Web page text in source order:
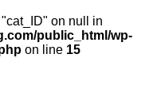
on null in
public_html/wp-
on line 15